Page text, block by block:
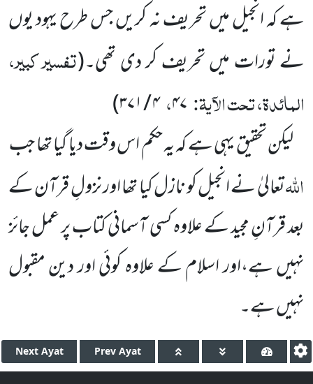
ہے کہ انجیل میں تحریف نہ کریں جس طرح یہود یوں
نے تورات میں تحریف کر دی تھی۔(تفسیر کبیر،
المائدۃ، تحت الآیۃ: ۴۷،۴ / ۳۷۱)
لیکن تحقیق یہی ہے کہ یہ حکم اس وقت دیا گیا تھا جب
اللہتعالیٰ نے انجیل کو نازل کیا تھا اور نزولِ قرآن کے
بعد قرآنِ مجید کے علاوہ کسی آسمانی کتاب پر عمل جائز
نہیں ہے،اور اسلام کے علاوہ کوئی اور دین مقبول
نہیں ہے۔
Next Ayat Prev Ayat